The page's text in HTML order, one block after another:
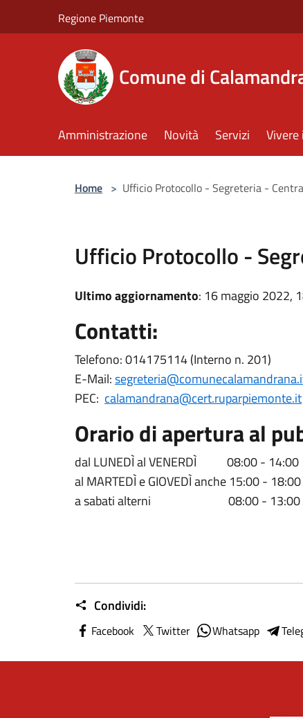
Regione Piemonte
Comune di
Amministrazione Novità Servizi Vivere
Home > Ufficio Protocollo - Segreteria -
Ufficio Protocollo -
Ultimo aggiornamento: 16 maggio 2022,
Contatti:
Telefono: 014175114 (Interno n. 201)
E-Mail:
PEC: calamandrana@cert.ruparpiemonte.it
Orario di apertura al
dal LUNEDÌ al VENERDÌ 08:00 - 14:00
al MARTEDÌ e GIOVEDÌ anche 15:00 - 18:00
a sabati alterni 08:00 - 13:00
Condividi:
Facebook Twitter Whatsapp